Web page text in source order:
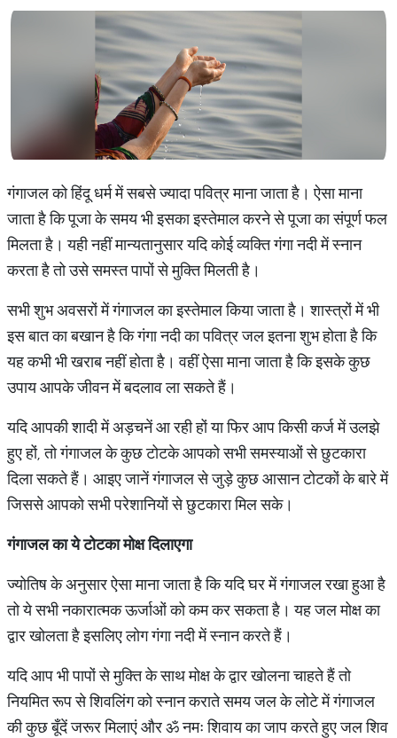
गंगाजल को हिंदू धर्म में सबसे ज्यादा पवित्र माना जाता है। ऐसा माना
जाता है कि पूजा के समय भी इसका इस्तेमाल करने से पूजा का संपूर्ण फल
मिलता है। यही नहीं मान्यतानुसार यदि कोई व्यक्ति गंगा नदी में स्नान
करता है तो उसे समस्त पापों से मुक्ति मिलती है।
सभी शुभ अवसरों में गंगाजल का इस्तेमाल किया जाता है। शास्त्रों में भी
इस बात का बखान है कि गंगा नदी का पवित्र जल इतना शुभ होता है कि
यह कभी भी खराब नहीं होता है। वहीं ऐसा माना जाता है कि इसके कुछ
उपाय आपके जीवन में बदलाव ला सकते हैं।
यदि आपकी शादी में अड़चनें आ रही हों या फिर आप किसी कर्ज में उलझे
हुए हों, तो गंगाजल के कुछ टोटके आपको सभी समस्याओं से छुटकारा
दिला सकते हैं। आइए जानें गंगाजल से जुड़े कुछ आसान टोटकों के बारे में
जिससे आपको सभी परेशानियों से छुटकारा मिल सके।
गंगाजल का ये टोटका मोक्ष दिलाएगा
ज्‍योतिष के अनुसार ऐसा माना जाता है कि यदि घर में गंगाजल रखा हुआ है
तो ये सभी नकारात्मक ऊर्जाओं को कम कर सकता है। यह जल मोक्ष का
द्वार खोलता है इसलिए लोग गंगा नदी में स्नान करते हैं।
यदि आप भी पापों से मुक्ति के साथ मोक्ष के द्वार खोलना चाहते हैं तो
नियमित रूप से शिवलिंग को स्नान कराते समय जल के लोटे में गंगाजल
की कुछ बूँदें जरूर मिलाएं और ॐ नमः शिवाय का जाप करते हुए जल शिव